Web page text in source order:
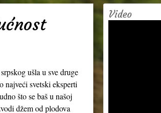
ušla u sve druge
najveći svetski eksperti
što se baš u našoj
džem od plodova
Video